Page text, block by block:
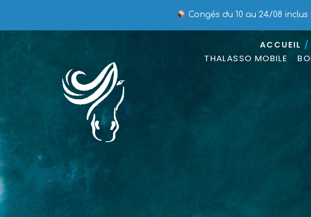
THALASSO MOBILE
ACCUEIL
Congés du 10 au 24/08